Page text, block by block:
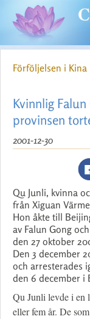
Förföljelsen i Kina
Kvinnlig
provinsen
2001-12-30
Qu Junli, kvinna
från Xiguan
Hon åkte till
av Falun Gong
den 27 oktober
Den 3 december
och arresterades
den 6 december i
Qu Junli levde i en
eller fem år. De